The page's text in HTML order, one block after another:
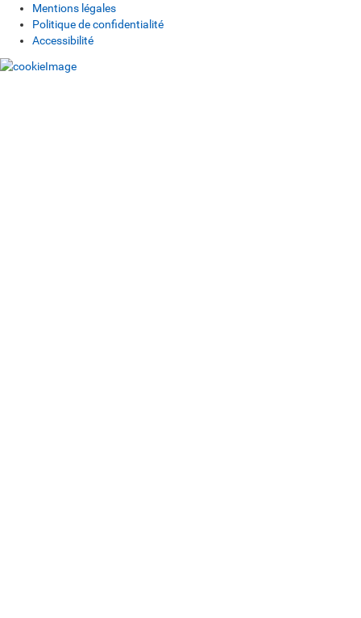
Mentions légales
Politique de confidentialité
Accessibilité